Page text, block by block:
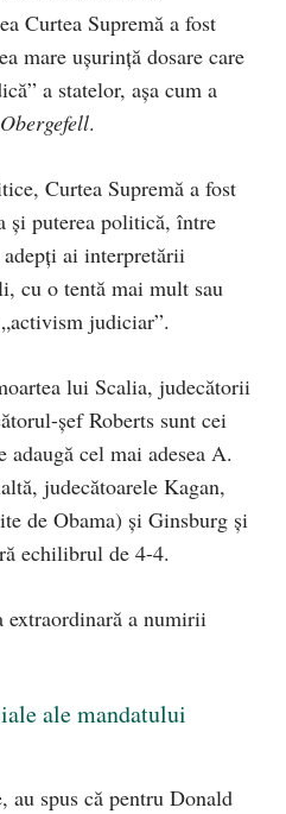
Curtea Supremă a fost
mare ușurință dosare care
a statelor, așa cum a
Obergefell.
Curtea Supremă a fost
și puterea politică, între
ai interpretării
cu o tentă mai mult sau
judiciar”.
lui Scalia, judecătorii
șef Roberts sunt cei
adaugă cel mai adesea A.
judecătoarele Kagan,
de Obama) și Ginsburg și
echilibrul de 4-4.
extraordinară a numirii
ale mandatului
spus că pentru Donald